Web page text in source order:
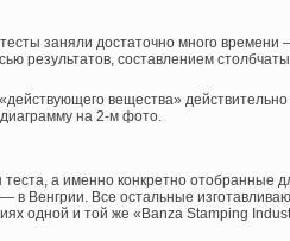
заняли достаточно много
результатов, составлением
вещества»
на 2-м фото.
теста, а именно конкретно отобранные
в Венгрии. Все остальные
одной и той же «Banza Stamping